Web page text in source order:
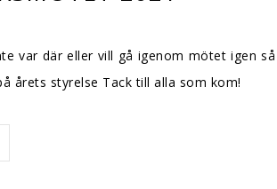
var där eller vill gå igenom mötet igen så
årets styrelse Tack till alla som kom!